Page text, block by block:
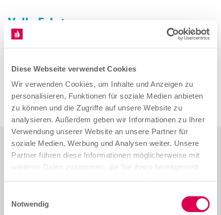
Diese Webseite verwendet Cookies
Wir verwenden Cookies, um Inhalte und Anzeigen zu
personalisieren, Funktionen für soziale Medien anbieten
zu können und die Zugriffe auf unsere Website zu
analysieren. Außerdem geben wir Informationen zu Ihrer
Verwendung unserer Website an unsere Partner für
soziale Medien, Werbung und Analysen weiter. Unsere
Partner führen diese Informationen möglicherweise mit
weiteren Daten zusammen, die Sie ihnen bereitgestellt
Notwendig
Volle Fahrt voraus
Wie ein echter Kapitän steuert Julien Norman bereits in
jungen Jahren seinen eigenen Betrieb. Mit an Bord
umgebauten Feuerwehrautos sowie ein fünfköpfiges
Team. In Zukunft sollen daraus sogar 15 bis 20 werden.
Denn er ist optimistisch, „dass es für uns immer Arbeit
geben wird.“
Du willst mehr
zu diesem Beruf wissen?
Bootsbauer/-in